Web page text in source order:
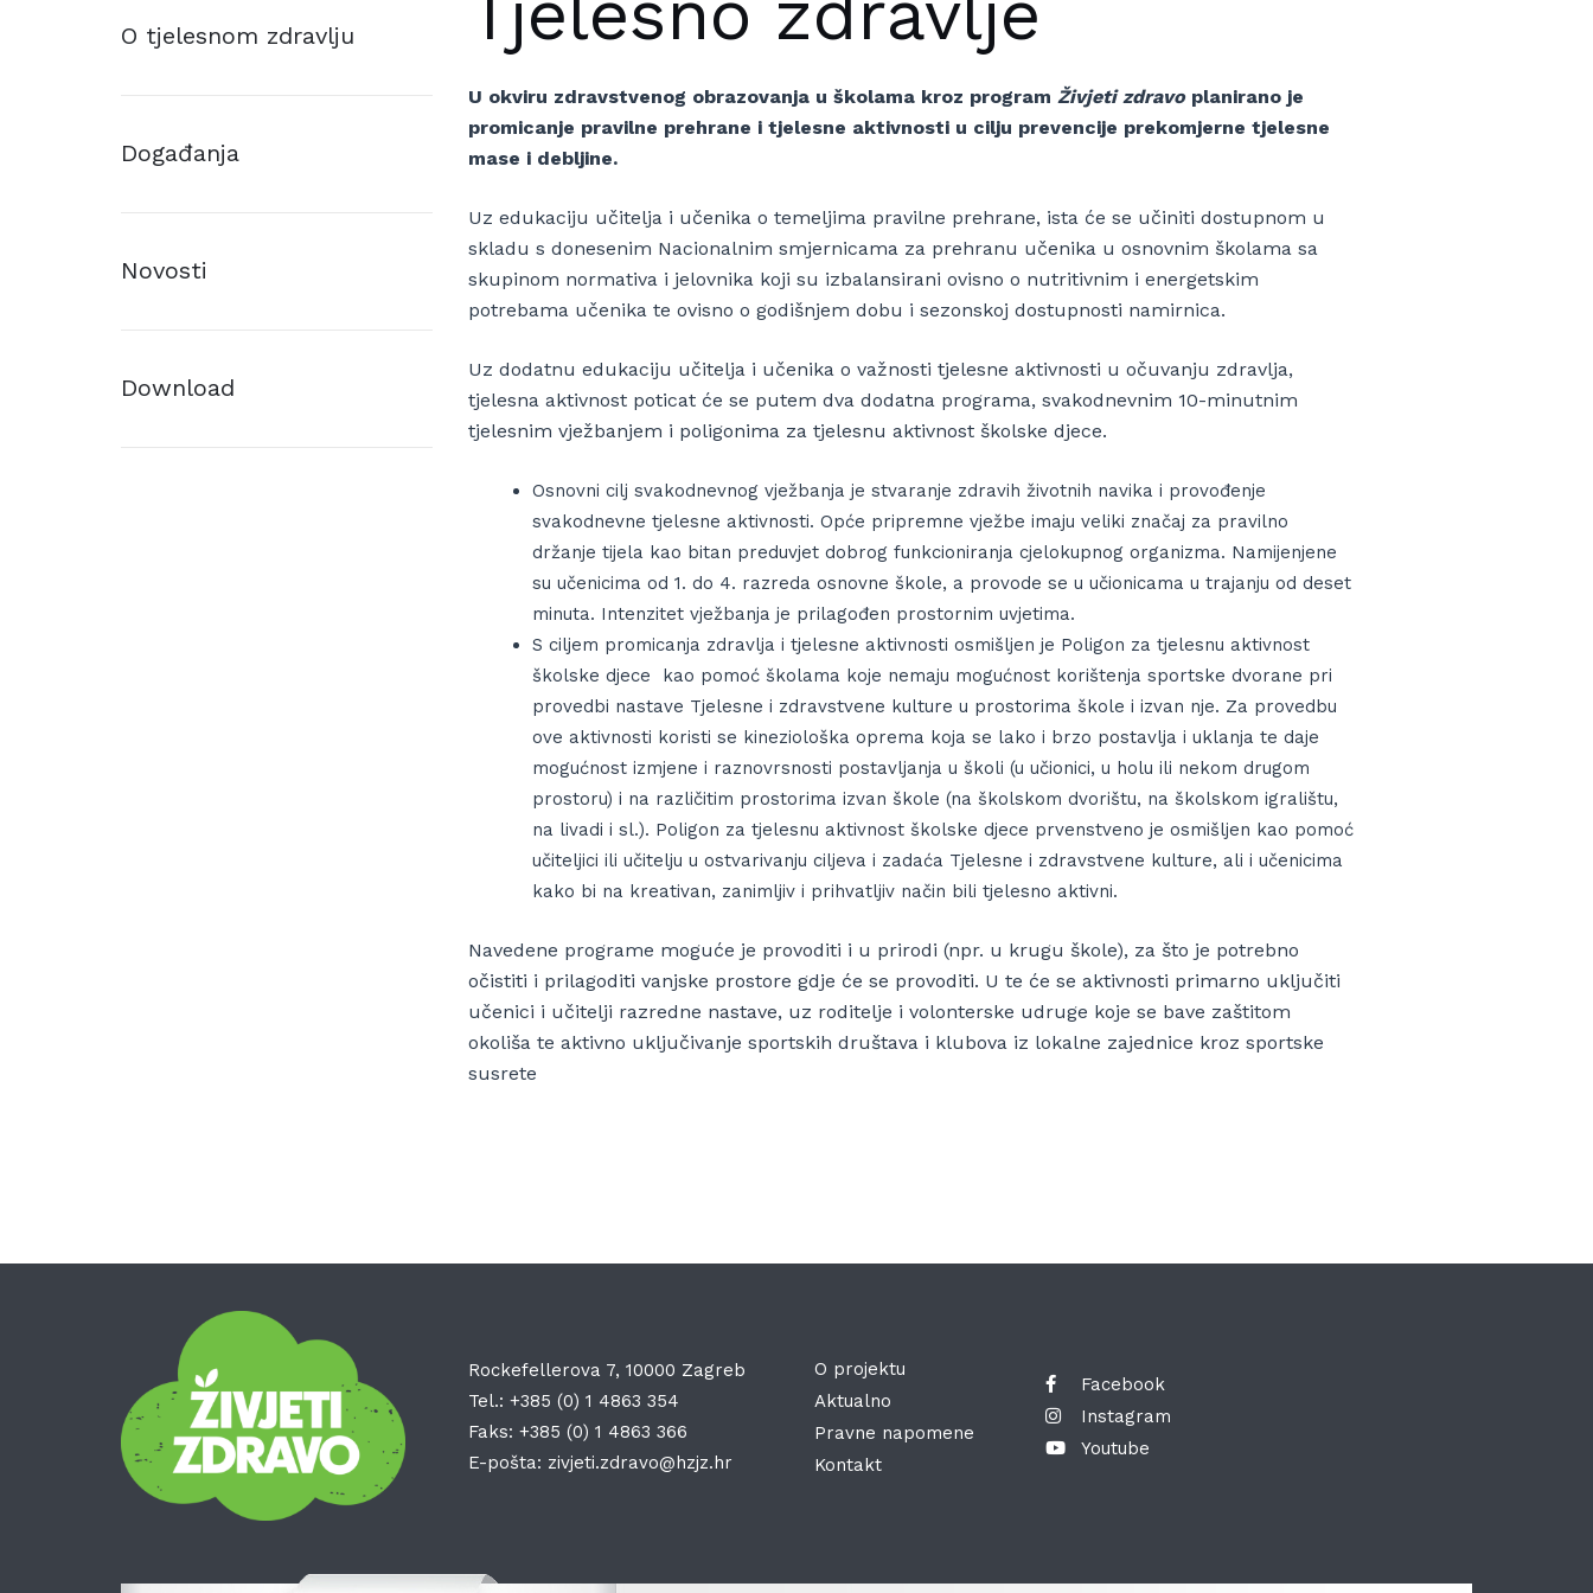
O tjelesnom zdravlju
Događanja
Novosti
Download
U okviru zdravstvenog obrazovanja u školama kroz program Živjeti zdravoplanirano je
promicanje pravilne prehrane i tjelesne aktivnosti u cilju prevencije prekomjerne tjelesne
mase i debljine.
Uz edukaciju učitelja i učenika o temeljima pravilne prehrane, ista će se učiniti dostupnom u
skladu s donesenim Nacionalnim smjernicama za prehranu učenika u osnovnim školama sa
skupinom normativa i jelovnika koji su izbalansirani ovisno o nutritivnim i energetskim
potrebama učenika te ovisno o godišnjem dobu i sezonskoj dostupnosti namirnica.
Uz dodatnu edukaciju učitelja i učenika o važnosti tjelesne aktivnosti u očuvanju zdravlja,
tjelesna aktivnost poticat će se putem dva dodatna programa, svakodnevnim 10-minutnim
tjelesnim vježbanjem i poligonima za tjelesnu aktivnost školske djece.
Osnovni cilj svakodnevnog vježbanja je stvaranje zdravih životnih navika i provođenje
svakodnevne tjelesne aktivnosti. Opće pripremne vježbe imaju veliki značaj za pravilno
držanje tijela kao bitan preduvjet dobrog funkcioniranja cjelokupnog organizma. Namijenjene
su učenicima od 1. do 4. razreda osnovne škole, a provode se u učionicama u trajanju od deset
minuta. Intenzitet vježbanja je prilagođen prostornim uvjetima.
S ciljem promicanja zdravlja i tjelesne aktivnosti osmišljen je Poligon za tjelesnu aktivnost
školske djece kao pomoć školama koje nemaju mogućnost korištenja sportske dvorane pri
provedbi nastave Tjelesne i zdravstvene kulture u prostorima škole i izvan nje. Za provedbu
ove aktivnosti koristi se kineziološka oprema koja se lako i brzo postavlja i uklanja te daje
mogućnost izmjene i raznovrsnosti postavljanja u školi (u učionici, u holu ili nekom drugom
prostoru) i na različitim prostorima izvan škole (na školskom dvorištu, na školskom igralištu,
na livadi i sl.). Poligon za tjelesnu aktivnost školske djece prvenstveno je osmišljen kao pomoć
učiteljici ili učitelju u ostvarivanju ciljeva i zadaća Tjelesne i zdravstvene kulture, ali i učenicima
kako bi na kreativan, zanimljiv i prihvatljiv način bili tjelesno aktivni.
Navedene programe moguće je provoditi i u prirodi (npr. u krugu škole), za što je potrebno
očistiti i prilagoditi vanjske prostore gdje će se provoditi. U te će se aktivnosti primarno uključiti
učenici i učitelji razredne nastave, uz roditelje i volonterske udruge koje se bave zaštitom
okoliša te aktivno uključivanje sportskih društava i klubova iz lokalne zajednice kroz sportske
susrete
Rockefellerova 7, 10000 Zagreb
Tel.: +385 (0) 1 4863 354
Faks: +385 (0) 1 4863 366
E-pošta: zivjeti.zdravo@hzjz.hr
O projektu
Aktualno
Pravne napomene
Kontakt
Facebook
Instagram
Youtube